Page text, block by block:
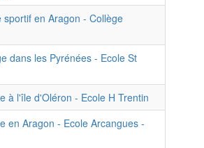
sportif en Aragon - Collège
dans les Pyrénées - Ecole St
à l'île d'Oléron - Ecole H Trentin
en Aragon - Ecole Arcangues -